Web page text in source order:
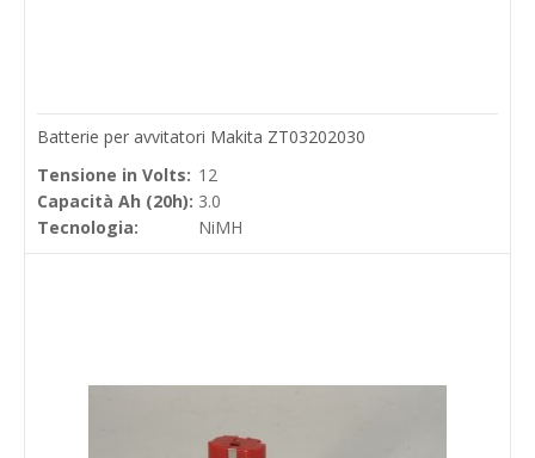
Batterie per avvitatori Makita ZT03202030
Tensione in Volts: 12
Capacità Ah (20h): 3.0
Tecnologia:
NiMH